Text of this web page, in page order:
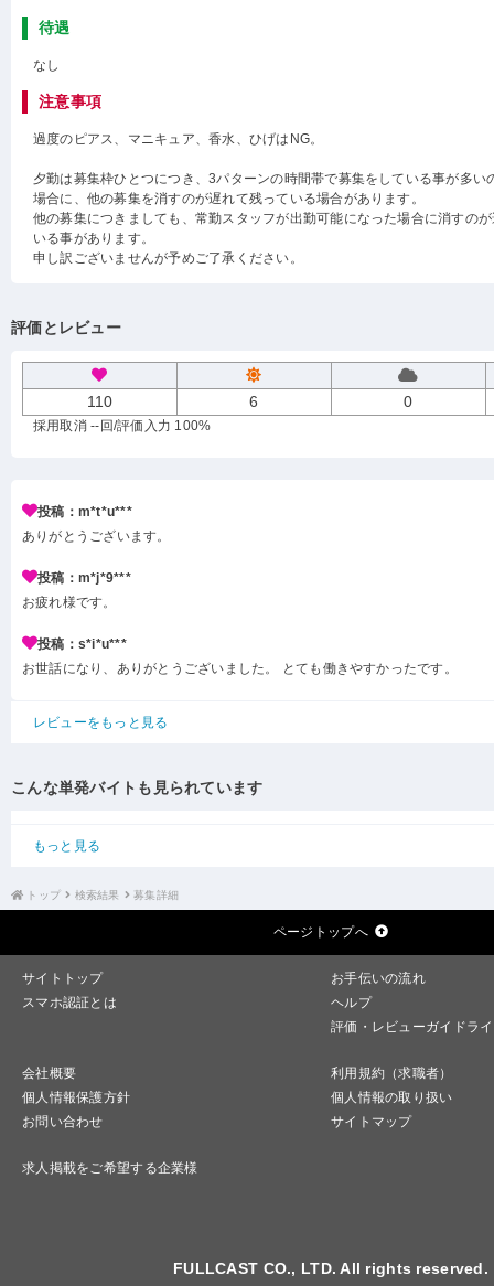
待遇
なし
注意事項
過度のピアス、マニキュア、香水、ひげはNG。
夕勤は募集枠ひとつにつき、3パターンの時間帯で募集をしている事が多い
場合に、他の募集を消すのが遅れて残っている場合があります。
他の募集につきましても、常勤スタッフが出勤可能になった場合に消すの
いる事があります。
申し訳ございませんが予めご了承ください。
評価とレビュー
110 6 0
採用取消 --回/評価入力 100%
投稿：m*t*u***
ありがとうございます。
投稿：m*j*9***
お疲れ様です。
投稿：s*i*u***
お世話になり、ありがとうございました。 とても働きやすかったです。
レビューをもっと見る
こんな単発バイトも見られています
もっと見る
トップ 検索結果 募集詳細
ページトップへ
サイトトップ
お手伝いの流れ
スマホ認証とは
ヘルプ
評価・レビューガイドラ
会社概要
利用規約（求職者）
個人情報保護方針
個人情報の取り扱い
お問い合わせ
サイトマップ
求人掲載をご希望する企業様
FULLCAST CO., LTD. All rights reserved.